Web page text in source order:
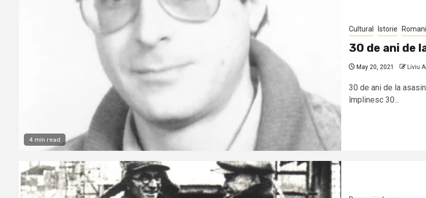
4 min read
Cultural Istorie
30 de ani de
May 20, 2021 Liviu
30 de ani de la
împlinesc 30...